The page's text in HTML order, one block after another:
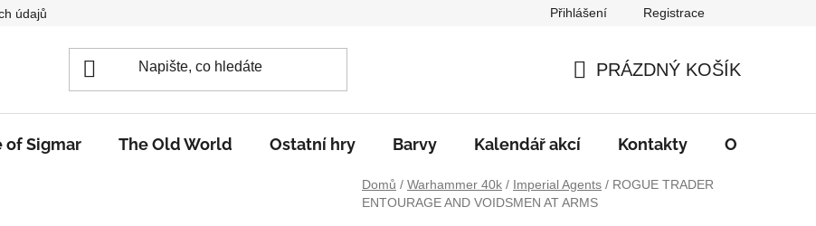
údajů Přihlášení Registrace
KOŠÍK
PRÁZDNÝ KOŠÍK
of Sigmar The Old World Ostatní hry Barvy Kalendář akcí Kontakty O nás
Domů / Warhammer 40k / Imperial Agents / ROGUE TRADER
ENTOURAGE AND VOIDSMEN AT ARMS